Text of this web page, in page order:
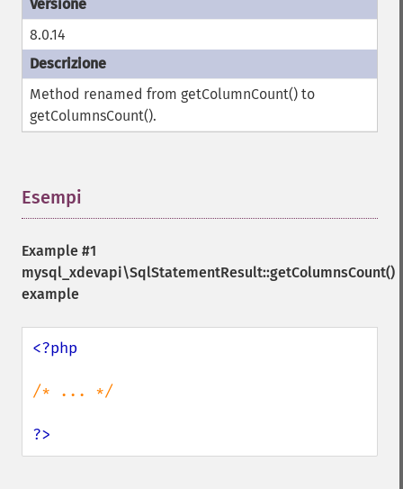
8.0.14
Method renamed from getColumnCount() to
getColumnsCount().
Esempi
Example #1
mysql_xdevapi\SqlStatementResult::getColumnsCount()
example
<?php
/* ... */
?>